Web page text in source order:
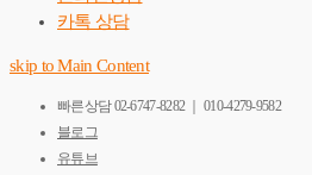
카톡 상담
skip to Main Content
빠른상담02-6747-8282 ｜ 010-4279-9582
블로그
유튜브